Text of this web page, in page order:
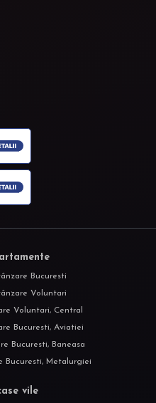
Bucuresti
Voluntari
Voluntari, Central
Bucuresti, Aviatiei
Bucuresti, Baneasa
Bucuresti, Metalurgiei
vile